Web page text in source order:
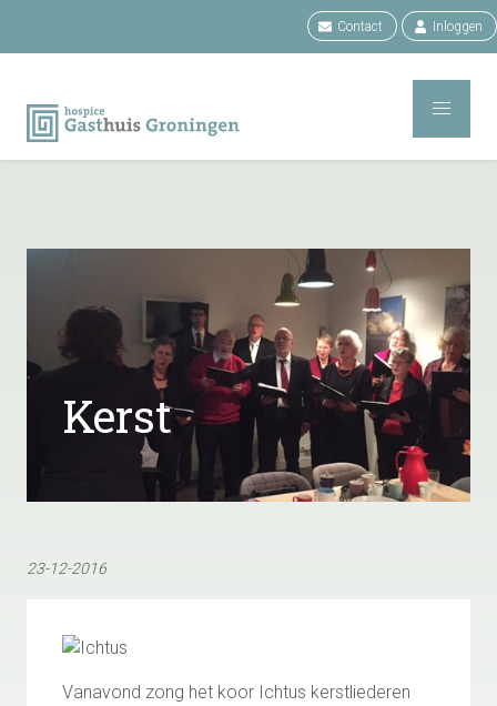
Contact Inloggen
Kerst
23-12-2016
Vanavond zong het koor Ichtus kerstliederen